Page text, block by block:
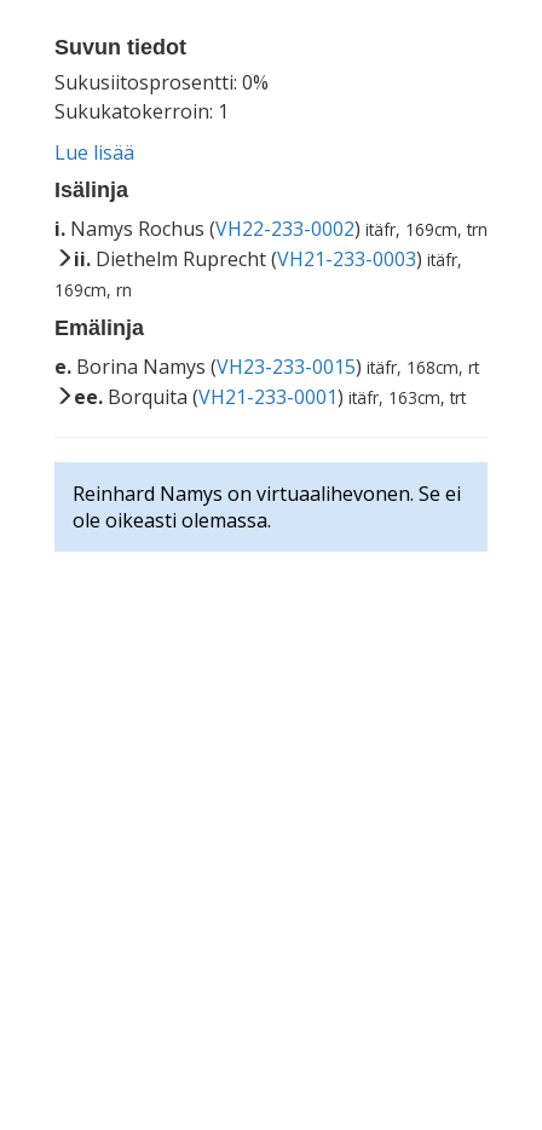
Suvun tiedot
Sukusiitosprosentti: 0%
Sukukatokerroin: 1
Lue lisää
Isälinja
i. Namys Rochus (VH22-233-0002) itäfr, 169cm, trn
ii. Diethelm Ruprecht (VH21-233-0003) itäfr,
169cm, rn
Emälinja
e. Borina Namys (VH23-233-0015) itäfr, 168cm, rt
ee. Borquita (VH21-233-0001) itäfr, 163cm, trt
Reinhard Namys on virtuaalihevonen. Se ei
ole oikeasti olemassa.